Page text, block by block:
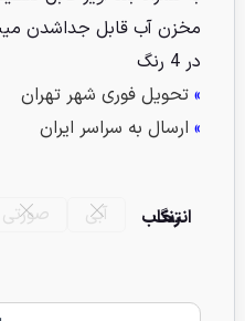
مخزن آب قابل جداشدن
در 4 رنگ
» تحویل فوری شهر تهران
» ارسال به سراسر ایران
انتخاب رنگ آبی صورتی